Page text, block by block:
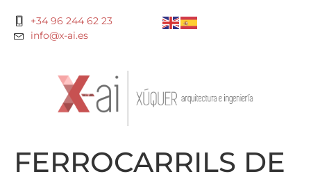
+34 96 244 62 23
info@x-ai.es
FERROCARRILS DE